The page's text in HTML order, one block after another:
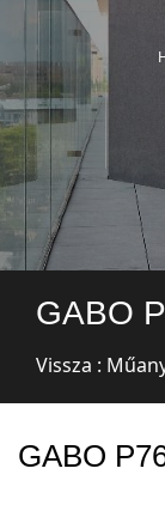
GABO
Vissza :
GABO